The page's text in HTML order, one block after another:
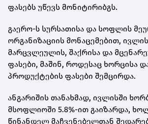
ფასებს უწევს მონიტირიბგს.
გაერო-ს სურსათისა და სოფლის
ორგანიზაციის მონაცემებით,
მარცვლეულის, შაქრისა და
ფასები, მაშინ, როდესაც ხორცისა
პროდუქტების ფასები შემცირდა.
ანგარიშის თანახმად, ივლისში
მსოფლიოში 5.8%-ით გაიზარდა,
წინანდელ მაჩვენებელთან